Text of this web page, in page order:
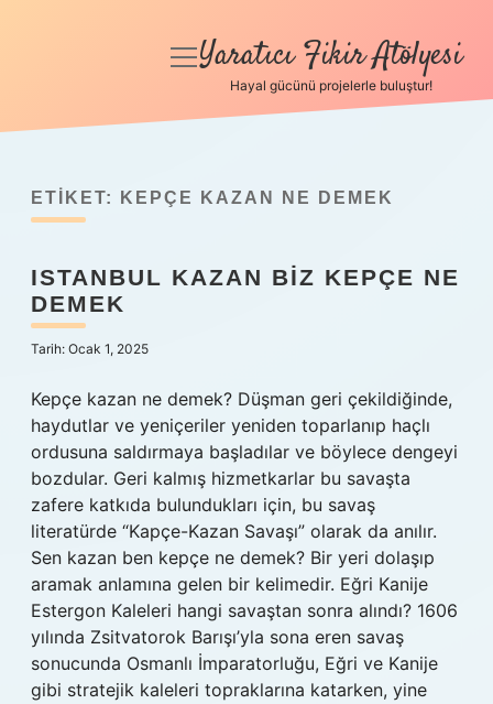
Anasayfa
Yasal Uyarı
Hakkımızda
menüyü
Yaratıcı Fikir Atölyesi
Hayal gücünü projelerle buluştur!
ETIKET: KEPÇE KAZAN NE DEMEK
ISTANBUL KAZAN BIZ KEPÇE NE
DEMEK
Tarih: Ocak 1, 2025
Kepçe kazan ne demek? Düşman geri çekildiğinde,
haydutlar ve yeniçeriler yeniden toparlanıp haçlı
ordusuna saldırmaya başladılar ve böylece dengeyi
bozdular. Geri kalmış hizmetkarlar bu savaşta
zafere katkıda bulundukları için, bu savaş
literatürde “Kapçe-Kazan Savaşı” olarak da anılır.
Sen kazan ben kepçe ne demek? Bir yeri dolaşıp
aramak anlamına gelen bir kelimedir. Eğri Kanije
Estergon Kaleleri hangi savaştan sonra alındı? 1606
yılında Zsitvatorok Barışı’yla sona eren savaş
sonucunda Osmanlı İmparatorluğu, Eğri ve Kanije
gibi stratejik kaleleri topraklarına katarken, yine